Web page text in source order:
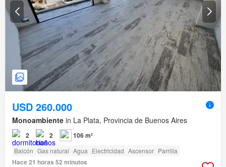
USD 260.000
Monoambiente in La Plata, Provincia de Buenos Aires
2 2 106 m²
Balcón Gas natural Agua Electricidad Ascensor Parrilla
Hace 21 horas 52 minutos